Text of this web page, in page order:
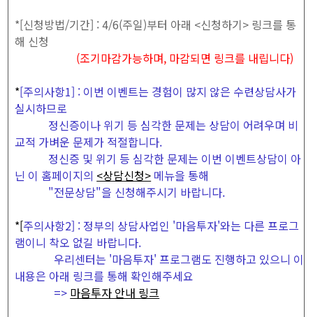
*[신청방법/기간] : 4/6(주일)부터 아래 <신청하기> 링크를 통
해 신청
(조기마감가능하며, 마감되면 링크를 내립니다)
*[주의사항1] : 이번 이벤트는 경험이 많지 않은 수련상담사가
실시하므로
정신증이나 위기 등 심각한 문제는 상담이 어려우며 비
교적 가벼운 문제가 적절합니다.
정신증 및 위기 등 심각한 문제는 이번 이벤트상담이 아
닌 이 홈페이지의 <상담신청> 메뉴을 통해
"전문상담"을 신청해주시기 바랍니다.
*[주의사항2] : 정부의 상담사업인 '마음투자'와는 다른 프로그
램이니 착오 없길 바랍니다.
우리센터는 '마음투자' 프로그램도 진행하고 있으니 이
내용은 아래 링크를 통해 확인해주세요
=> 마음투자 안내 링크